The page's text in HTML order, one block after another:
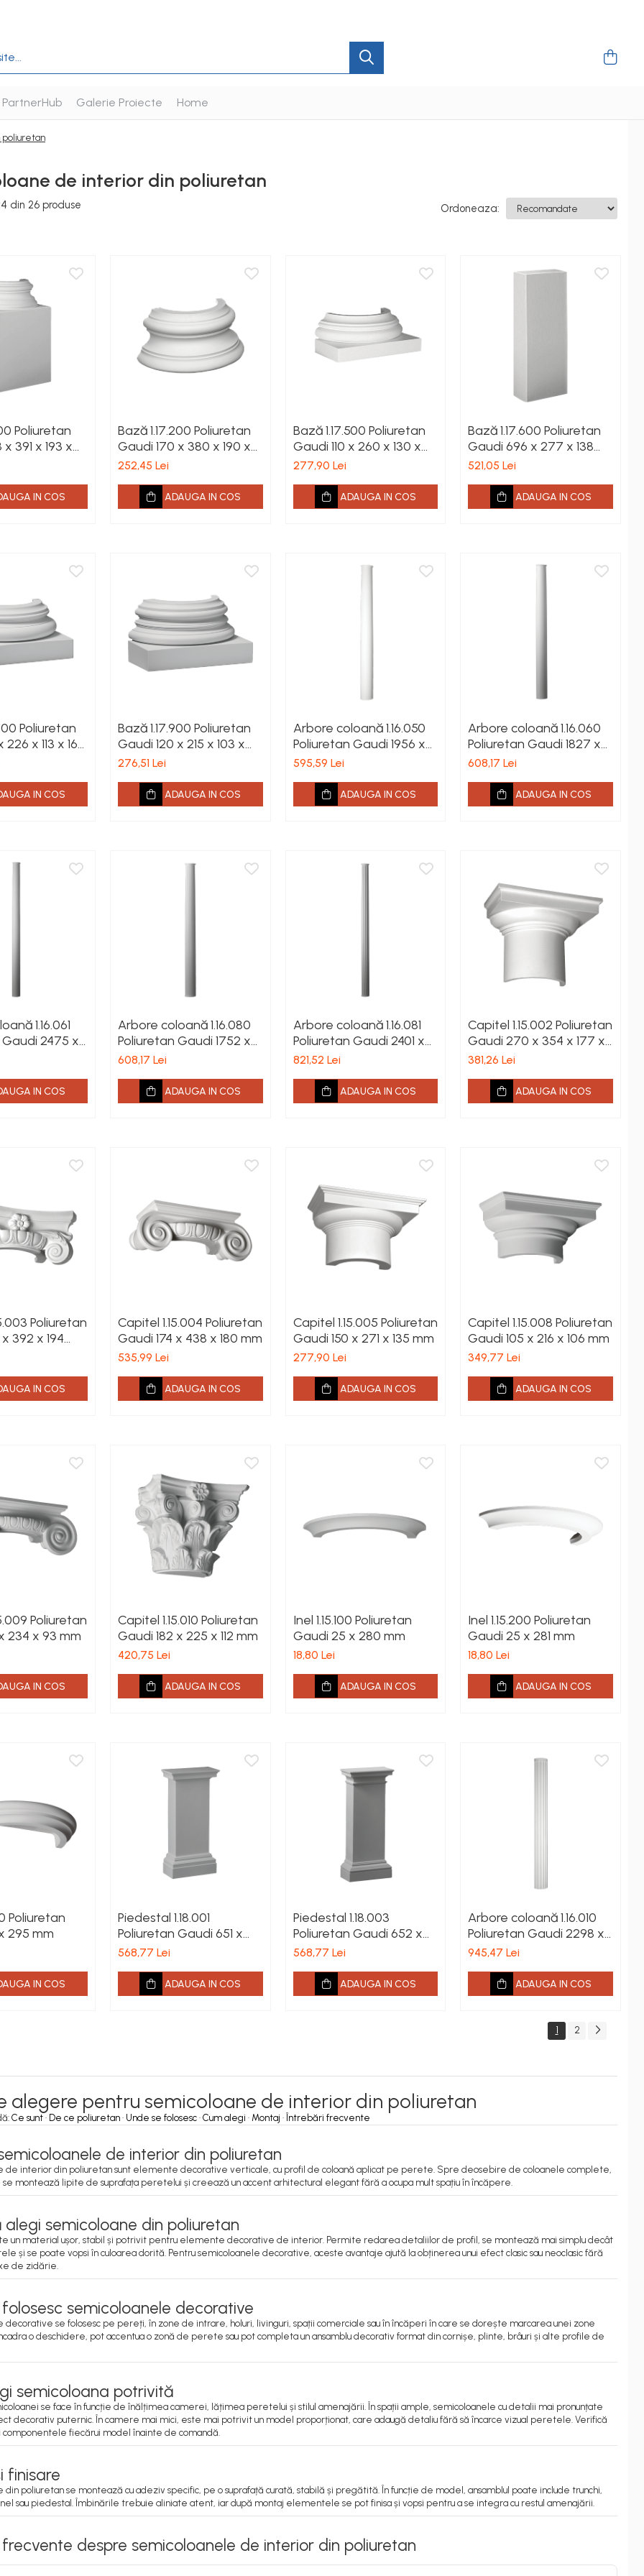
PartnerHub Galerie Proiecte Home
de interior din poliuretan
din 26 produse Ordoneaza:
Poliuretan
391 x 193 x
IN COS
Bază 1.17.200 Poliuretan
Gaudi 170 x 380 x 190 x
250 mm
252,45 Lei
ADAUGA IN COS
Bază 1.17.500 Poliuretan
Gaudi 110 x 260 x 130 x
204 mm
277,90 Lei
ADAUGA IN COS
Bază 1.17.600 Poliuretan
Gaudi 696 x 277 x 138
mm
521,05 Lei
ADAUGA IN COS
Poliuretan
226 x 113 x 163
IN COS
Bază 1.17.900 Poliuretan
Gaudi 120 x 215 x 103 x
155 mm
276,51 Lei
ADAUGA IN COS
Arbore coloană 1.16.050
Poliuretan Gaudi 1956 x
200 x 100 mm
595,59 Lei
ADAUGA IN COS
Arbore coloană 1.16.060
Poliuretan Gaudi 1827 x
162 x 80 mm
608,17 Lei
ADAUGA IN COS
1.16.061
2475 x
IN COS
Arbore coloană 1.16.080
Poliuretan Gaudi 1752 x
156 x 78 mm
608,17 Lei
ADAUGA IN COS
Arbore coloană 1.16.081
Poliuretan Gaudi 2401 x
155 x 79 mm
821,52 Lei
ADAUGA IN COS
Capitel 1.15.002 Poliuretan
Gaudi 270 x 354 x 177 x
106 mm
381,26 Lei
ADAUGA IN COS
Poliuretan
392 x 194
IN COS
Capitel 1.15.004 Poliuretan
Gaudi 174 x 438 x 180 mm
535,99 Lei
ADAUGA IN COS
Capitel 1.15.005 Poliuretan
Gaudi 150 x 271 x 135 mm
277,90 Lei
ADAUGA IN COS
Capitel 1.15.008 Poliuretan
Gaudi 105 x 216 x 106 mm
349,77 Lei
ADAUGA IN COS
Poliuretan
234 x 93 mm
IN COS
Capitel 1.15.010 Poliuretan
Gaudi 182 x 225 x 112 mm
420,75 Lei
ADAUGA IN COS
Inel 1.15.100 Poliuretan
Gaudi 25 x 280 mm
18,80 Lei
ADAUGA IN COS
Inel 1.15.200 Poliuretan
Gaudi 25 x 281 mm
18,80 Lei
ADAUGA IN COS
Poliuretan
295 mm
IN COS
Piedestal 1.18.001
Poliuretan Gaudi 651 x
317 x 159 mm
568,77 Lei
ADAUGA IN COS
Piedestal 1.18.003
Poliuretan Gaudi 652 x
300 x 150 mm
568,77 Lei
ADAUGA IN COS
Arbore coloană 1.16.010
Poliuretan Gaudi 2298 x
251 x 125 mm
945,47 Lei
ADAUGA IN COS
1 2
alegere pentru semicoloane de interior din poliuretan
Ce sunt · De ce poliuretan · Unde se folosesc · Cum alegi · Montaj · Întrebări frecvente
de interior din poliuretan
de interior din poliuretan sunt elemente decorative verticale, cu profil de coloană aplicat pe perete. Spre deosebire de coloanele complete,
montează lipite de suprafața peretelui și creează un accent arhitectural elegant fără a ocupa mult spațiu în încăpere.
alegi semicoloane din poliuretan
un material ușor, stabil și potrivit pentru elemente decorative de interior. Permite redarea detaliilor de profil, se montează mai simplu decât
și se poate vopsi în culoarea dorită. Pentru semicoloanele decorative, aceste avantaje ajută la obținerea unui efect clasic sau neoclasic fără
de zidărie.
semicoloanele decorative
decorative se folosesc pe pereți, în zone de intrare, holuri, livinguri, spații comerciale sau în încăperi în care se dorește marcarea unei zone
o deschidere, pot accentua o zonă de perete sau pot completa un ansamblu decorativ format din cornișe, plinte, brâuri și alte profile de
semicoloana potrivită
se face în funcție de înălțimea camerei, lățimea peretelui și stilul amenajării. În spații ample, semicoloanele cu detalii mai pronunțate
decorativ puternic. În camere mai mici, este mai potrivit un model proporționat, care adaugă detaliu fără să încarce vizual peretele. Verifică
componentele fiecărui model înainte de comandă.
finisare
din poliuretan se montează cu adeziv specific, pe o suprafață curată, stabilă și pregătită. În funcție de model, ansamblul poate include trunchi,
sau piedestal. Îmbinările trebuie aliniate atent, iar după montaj elementele se pot finisa și vopsi pentru a se integra cu restul amenajării.
despre semicoloanele de interior din poliuretan